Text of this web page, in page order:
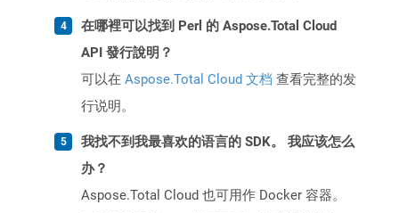
在哪裡可以找到 Perl 的 Aspose.Total Cloud
API 發行說明？
可以在 Aspose.Total Cloud 文档 查看完整的发
行说明。
我找不到我最喜欢的语言的 SDK。 我应该怎么
办？
Aspose.Total Cloud 也可用作 Docker 容器。